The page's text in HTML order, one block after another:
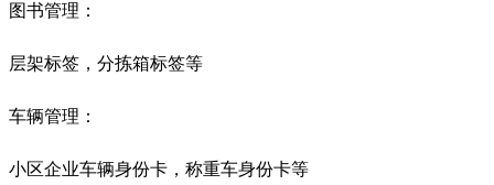
图书管理：
层架标签，分拣箱标签等
车辆管理：
小区企业车辆身份卡，称重车身份卡等